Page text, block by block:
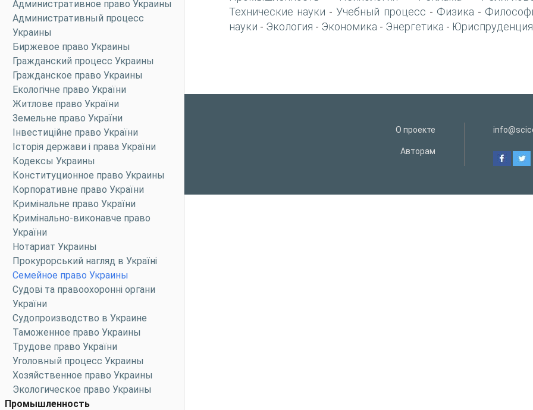
Административное право Украины
Административный процесс
Украины
Биржевое право Украины
Гражданский процесс Украины
Гражданское право Украины
Екологічне право України
Житлове право України
Земельне право України
Інвестиційне право України
Історія держави і права України
Кодексы Украины
Конституционное право Украины
Корпоративне право України
Кримінальне право України
Кримінально-виконавче право
України
Нотариат Украины
Прокурорський нагляд в Україні
Семейное право Украины
Судові та правоохоронні органи
України
Судопроизводство в Украине
Таможенное право Украины
Трудове право України
Уголовный процесс Украины
Хозяйственное право Украины
Экологическое право Украины
Промышленность
Технические науки -Учебный процесс - Физика -
науки - Экология - Экономика - Энергетика - Юриспруденция
О проекте
Авторам